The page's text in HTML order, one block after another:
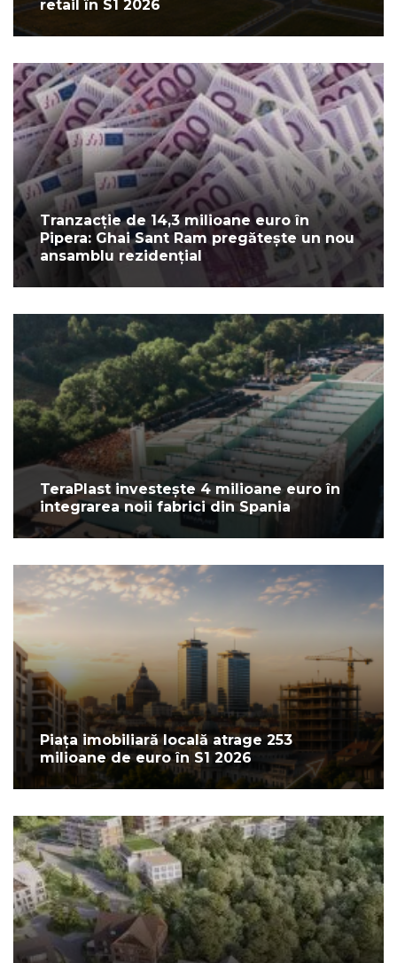
retail în S1 2026
Tranzacție de 14,3 milioane euro în
Pipera: Ghai Sant Ram pregătește un nou
ansamblu rezidențial
TeraPlast investește 4 milioane euro în
integrarea noii fabrici din Spania
Piața imobiliară locală atrage 253
milioane de euro în S1 2026